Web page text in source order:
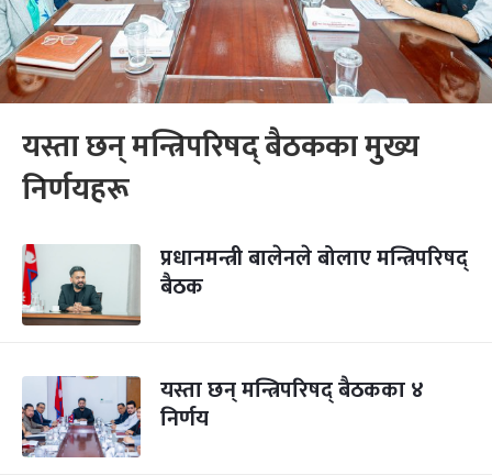
यस्ता छन् मन्त्रिपरिषद् बैठकका मुख्य
निर्णयहरू
प्रधानमन्त्री बालेनले बोलाए मन्त्रिपरिषद्
बैठक
यस्ता छन् मन्त्रिपरिषद् बैठकका ४
निर्णय